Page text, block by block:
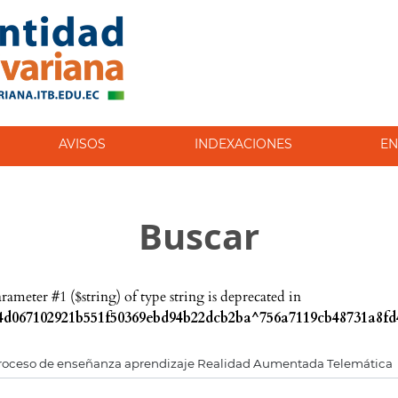
AVISOS INDEXACIONES
Buscar
#1 ($string) of type string is deprecated in